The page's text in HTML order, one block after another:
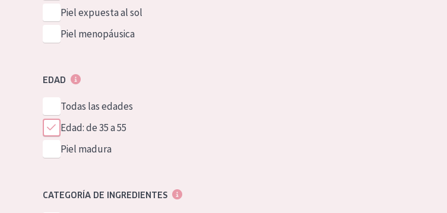
Piel expuesta al sol
Piel menopáusica
EDAD
Todas las edades
Edad: de 35 a 55
Piel madura
CATEGORÍA DE INGREDIENTES